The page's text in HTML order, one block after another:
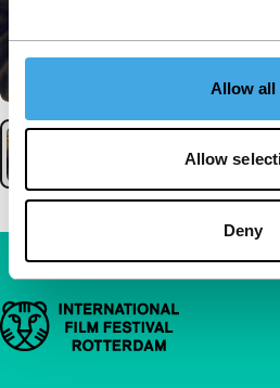
Allow all
Allow
Deny
Belangrijke links